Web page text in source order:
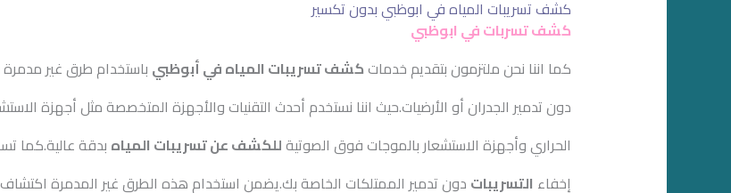
كشف تسريبات المياه في ابوظبي بدون تكسير
كشف تسربات في ابوظبي
كما اننا نحن ملتزمون بتقديم خدماتكشف تسريبات المياه في أبوظبيباستخدام طرق غير
دون تدمير الجدران أو الأرضيات.حيث اننا نستخدم أحدث التقنيات والأجهزة المتخصصة مثل أجهزة
الحراري وأجهزة الاستشعار بالموجات فوق الصوتيةللكشف عن تسريبات المياه بدقة عالية.كما
إخفاء التسريبات دون تدمير الممتلكات الخاصة بك.يضمن استخدام هذه الطرق غير المدمرة اكتشاف